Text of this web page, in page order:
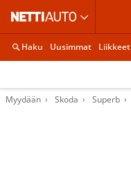
Haku Uusimmat Liikkeet
Myydään Skoda Superb